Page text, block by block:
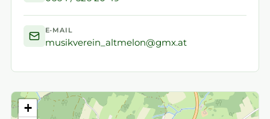
E-MAIL
musikverein_altmelon@gmx.at
+